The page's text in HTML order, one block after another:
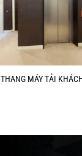
THANG MÁY TẢI